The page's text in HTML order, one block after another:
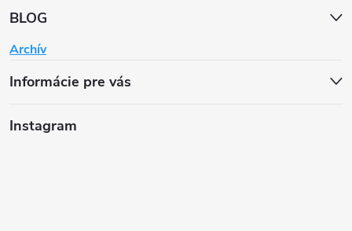
BLOG
Archív
Informácie pre vás
Instagram